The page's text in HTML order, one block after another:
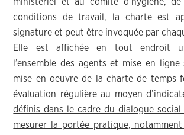
conditions de travail, la charte est
signature et peut être invoquée par
Elle est affichée en tout endroit
l’ensemble des agents et mise en
mise en oeuvre de la charte de temps
évaluation régulière au moyen
définis dans le cadre du dialogue social
mesurer la portée pratique, notamment